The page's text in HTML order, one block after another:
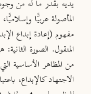
يديه بقدر ما له من
المأصولة عربيًّا
مفهوم (إعادة إبداع
المنقول. الصورة الثانية:
من المظاهر الأساسية
الاجتهاد كالإبداع،